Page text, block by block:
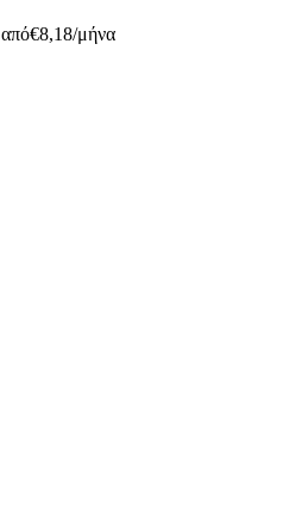
από€8,18/μήνα